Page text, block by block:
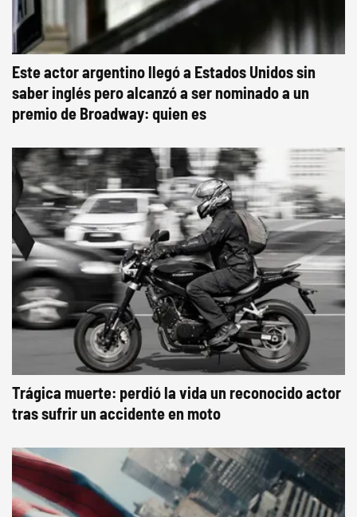
Este actor argentino llegó a Estados Unidos sin
saber inglés pero alcanzó a ser nominado a un
premio de Broadway: quien es
Trágica muerte: perdió la vida un reconocido actor
tras sufrir un accidente en moto